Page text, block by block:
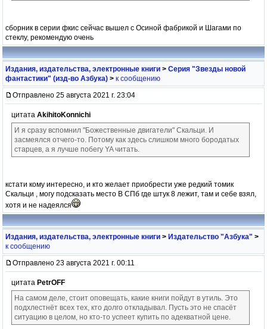
сборник в серии фкис сейчас вышел с Осиной фабрикой и Шагами по
стеклу, рекомендую очень
Издания, издательства, электронные книги > Серия "Звезды новой
фантастики" (изд-во Азбука) > к сообщению
Отправлено 25 августа 2021 г. 23:04
цитата AkihitoKonnichi
И я сразу вспомнил "Божественные двигатели" Скальци. И
засмеялся отчего-то. Потому как здесь слишком много бородатых
старцев, а я лучше побегу YA читать.
кстати кому интересно, и кто желает приобрести уже редкий томик
Скальци , могу подсказать место В СПб где штук 8 лежит, там и себе взял,
хотя и не надеялся
Издания, издательства, электронные книги > Издательство "Азбука" >
к сообщению
Отправлено 23 августа 2021 г. 00:11
цитата PetrOFF
На самом деле, стоит оповещать, какие книги пойдут в утиль. Это
подхлестнёт всех тех, кто долго откладывал. Пусть это не спасёт
ситуацию в целом, но кто-то успеет купить по адекватной цене.